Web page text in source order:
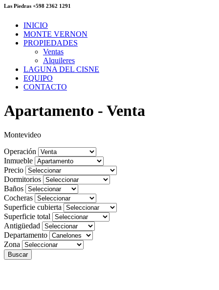
Las Piedras +598 2362 1291
INICIO
MONTE VERNON
PROPIEDADES
Ventas
Alquileres
LAGUNA DEL CISNE
EQUIPO
CONTACTO
Apartamento - Venta
Montevideo
Operación
Inmueble
Precio
Dormitorios
Baños
Cocheras
Superficie cubierta
Superficie total
Antigüedad
Departamento
Zona
Buscar